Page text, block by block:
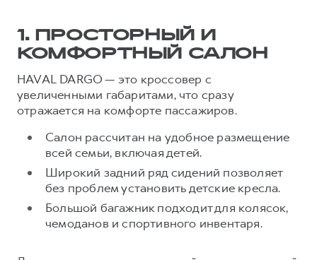
от 3 199 000 ₽
DARGO X
от 3 499 000 ₽
F7
от 2 899 000 ₽
F7X
от 3 599 000 ₽
КРЕДИТ И СТРАХОВАНИЕ
Кредитный калькулятор
Страхование
КОРПОРАТИВНЫМ КЛИЕНТАМ
Для малого бизнеса
Корпоративным клиентам
Программа «Помощь на дороге»
Регламенты технического обслуживания
Электронный ПТС
GWM Безопасность
Гарантия HAVAL
Мобильное приложение GWM
Программа «HAVAL Защита+»
Наша команда
1. ПРОСТОРНЫЙ И
КОМФОРТНЫЙ САЛОН
HAVAL DARGO — это кроссовер с
увеличенными габаритами, что сразу
отражается на комфорте пассажиров.
Салон рассчитан на удобное размещение
всей семьи, включая детей.
Широкий задний ряд сидений позволяет
без проблем установить детские кресла.
Большой багажник подходит для колясок,
чемоданов и спортивного инвентаря.